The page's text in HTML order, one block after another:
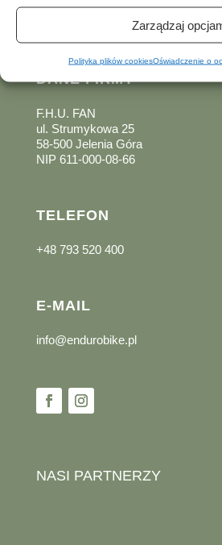
Zarządzaj
Polityka plików cookiesOświadczenie o
(Hotel Konradówka)
zobacz na Google Maps
DANE FIRMY
F.H.U. FAN
ul. Strumykowa 25
58-500 Jelenia Góra
NIP 611-000-08-66
TELEFON
+48 793 520 400
E-MAIL
info@endurobike.pl
NASI PARTNERZY